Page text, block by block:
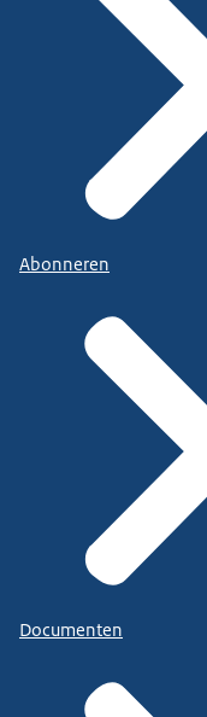
Abonneren
Documenten